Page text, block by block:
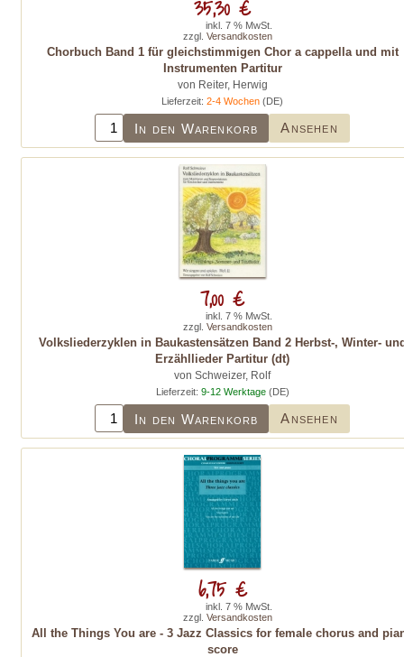
Chorbuch Band 1 für gleichstimmigen Chor a cappella und mit
Instrumenten Partitur
von Reiter, Herwig
Lieferzeit: 2-4 Wochen (DE)
In den Warenkorb Ansehen
35,30 €
inkl. 7 % MwSt.
zzgl. Versandkosten
Volksliederzyklen in Baukastensätzen Band 2 Herbst-, Winter-
Erzähllieder Partitur (dt)
von Schweizer, Rolf
Lieferzeit: 9-12 Werktage(DE)
In den Warenkorb Ansehen
7,00 €
inkl. 7 % MwSt.
zzgl. Versandkosten
All the Things You are - 3 Jazz Classics for female chorus and
score
6,75 €
inkl. 7 % MwSt.
zzgl. Versandkosten